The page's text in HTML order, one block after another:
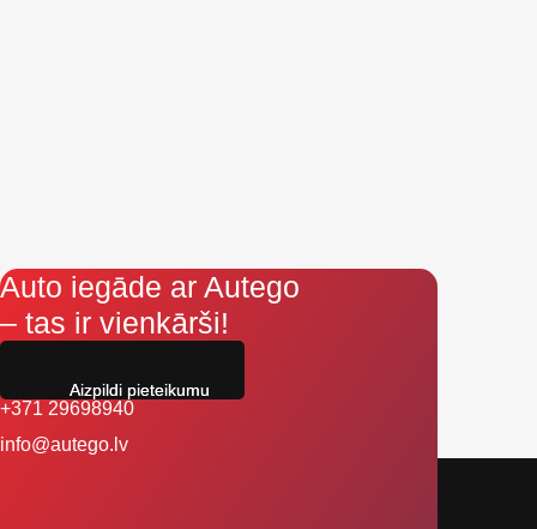
Auto iegāde ar Autego
– tas ir vienkārši!
+371 29698940
info@autego.lv